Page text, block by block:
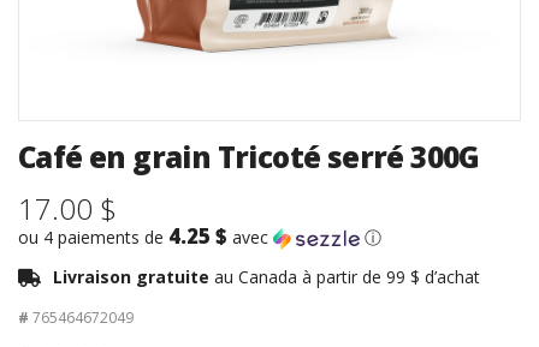
Café en grain Tricoté serré 300G
17.00 $
ou 4 paiements de 4.25 $ avec
ⓘ
Livraison gratuite au Canada à partir de 99 $ d’achat
# 765464672049